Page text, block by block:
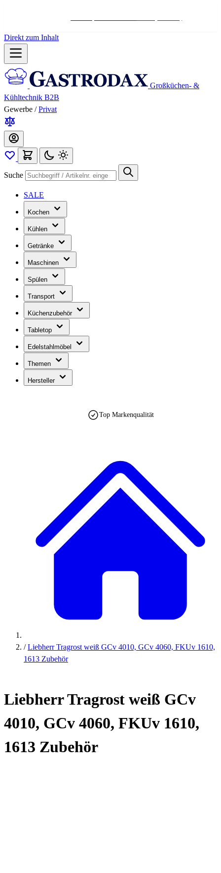
Direkt zum Inhalt
Großküchen- &
Kühltechnik B2B
Gewerbe / Privat
Suche
SALE
Kochen
Kühlen
Getränke
Maschinen
Spülen
Transport
Küchenzubehör
Tabletop
Edelstahlmöbel
Themen
Hersteller
Top Markenqualität
/ Liebherr Tragrost weiß GCv 4010, GCv 4060, FKUv 1610,
1613 Zubehör
Liebherr Tragrost weiß GCv
4010, GCv 4060, FKUv 1610,
1613 Zubehör